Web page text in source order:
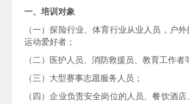
一、培训对象
（一）探险行业、体育行业从业人员，户
运动爱好者；
（二）医护人员、消防救援员、教育工作者
（三）大型赛事志愿服务人员；
（四）企业负责安全岗位的人员、餐饮酒